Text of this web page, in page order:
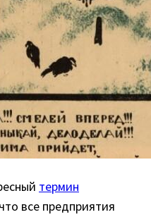
термин
все предприятия